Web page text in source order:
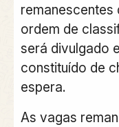
remanescentes
ordem de
será divulgado
constituído de
espera.
As vagas